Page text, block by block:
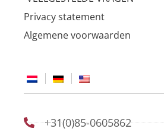
Privacy statement
Algemene voorwaarden
+31(0)85-0605862